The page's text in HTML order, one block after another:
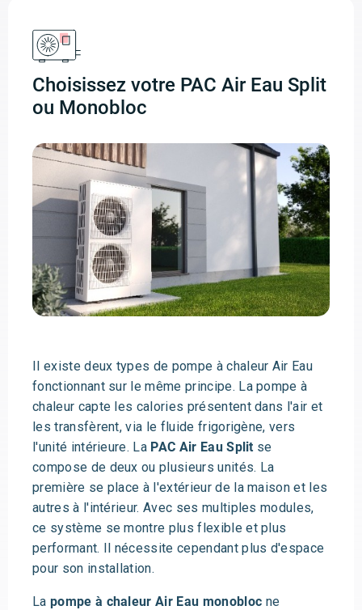
Choisissez votre PAC Air Eau Split
ou Monobloc
Il existe deux types de pompe à chaleur Air Eau
fonctionnant sur le même principe. La pompe à
chaleur capte les calories présentent dans l'air et
les transfèrent, via le fluide frigorigène, vers
l'unité intérieure. La PAC Air Eau Split se
compose de deux ou plusieurs unités. La
première se place à l'extérieur de la maison et les
autres à l'intérieur. Avec ses multiples modules,
ce système se montre plus flexible et plus
performant. Il nécessite cependant plus d'espace
pour son installation.
La pompe à chaleur Air Eau monobloc ne